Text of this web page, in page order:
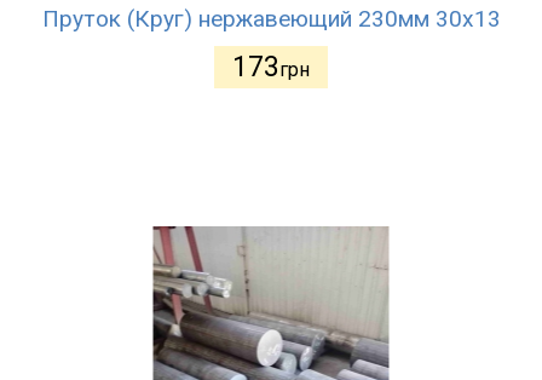
Пруток (Круг) нержавеющий 230мм 30х13
173грн